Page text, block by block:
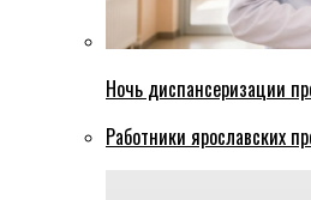
Ночь диспансеризации
Работники ярославских